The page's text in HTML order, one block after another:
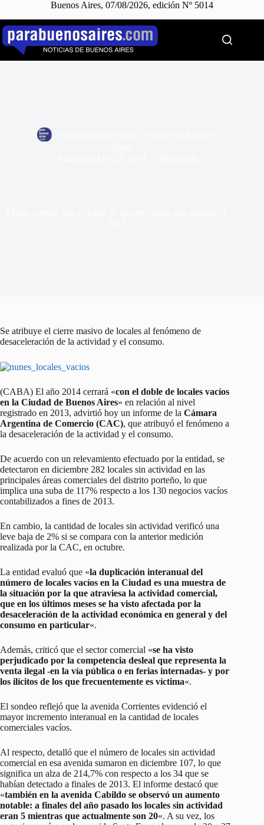
Buenos Aires, 07/08/2026, edición Nº 5014
Saltar
contenido
Se atribuye el cierre masivo de locales al fenómeno de
desaceleración de la actividad y el consumo.
(CABA) El año 2014 cerrará «con el doble de locales vacíos
en la Ciudad de Buenos Aires» en relación al nivel
registrado en 2013, advirtió hoy un informe de la Cámara
Argentina de Comercio (CAC), que atribuyó el fenómeno a
la desaceleración de la actividad y el consumo.
De acuerdo con un relevamiento efectuado por la entidad, se
detectaron en diciembre 282 locales sin actividad en las
principales áreas comerciales del distrito porteño, lo que
implica una suba de 117% respecto a los 130 negocios vacíos
contabilizados a fines de 2013.
En cambio, la cantidad de locales sin actividad verificó una
leve baja de 2% si se compara con la anterior medición
realizada por la CAC, en octubre.
La entidad evaluó que «la duplicación interanual del
número de locales vacíos en la Ciudad es una muestra de
la situación por la que atraviesa la actividad comercial,
que en los últimos meses se ha visto afectada por la
desaceleración de la actividad económica en general y del
consumo en particular«.
Además, criticó que el sector comercial «se ha visto
perjudicado por la competencia desleal que representa la
venta ilegal -en la vía pública o en ferias internadas- y por
los ilícitos de los que frecuentemente es víctima«.
El sondeo reflejó que la avenida Corrientes evidenció el
mayor incremento interanual en la cantidad de locales
comerciales vacíos.
Al respecto, detalló que el número de locales sin actividad
comercial en esa avenida sumaron en diciembre 107, lo que
significa un alza de 214,7% con respecto a los 34 que se
habían detectado a finales de 2013. El informe destacó que
«también en la avenida Cabildo se observó un aumento
notable: a finales del año pasado los locales sin actividad
eran 5 mientras que actualmente son 20«. A su vez, los